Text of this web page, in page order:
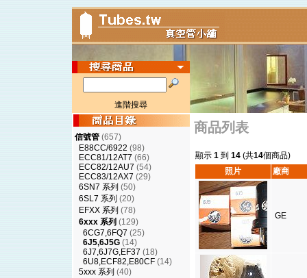
進階搜尋
信號管 (657)
E88CC/6922 (98)
ECC81/12AT7 (66)
ECC82/12AU7 (54)
ECC83/12AX7 (29)
6SN7 系列 (50)
6SL7 系列 (20)
EFXX 系列 (78)
6xxx 系列 (129)
6CG7,6FQ7 (25)
6J5,6J5G (14)
6J7,6J7G,EF37 (18)
6U8,ECF82,E80CF (14)
5xxx 系列 (40)
商品列表
顯示 1 到 14 (共14個商品)
照片
廠商
GE